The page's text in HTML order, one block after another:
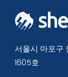
서울시 마포구
1605호